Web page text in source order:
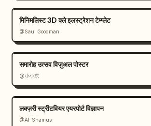
मिनिमलिस्ट 3D क्ले इलस्ट्रेशन टेम्प्लेट
@Saul Goodman
समारोह उत्सव विज़ुअल पोस्टर
@小小东
लक्ज़री स्ट्रीटवियर एयरपोर्ट विज्ञापन
@Al-Shamus